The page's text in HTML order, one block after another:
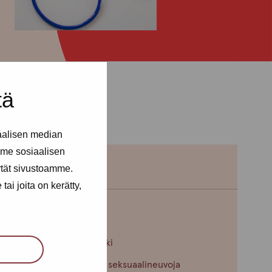
median
sosiaalisen
sivustoamme.
joita on kerätty,
Toimipiste: Helsinki
Terveydenhoitaja, seksuaalineuvoja